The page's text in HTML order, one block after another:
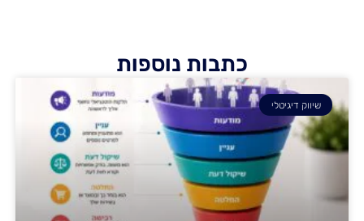
כתבות נוספות
שיווק דיגיטלי